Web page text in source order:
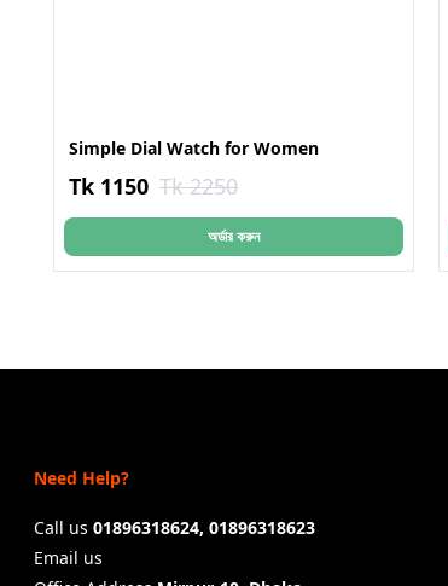
Simple Dial Watch for Women
Tk 1150 Tk 2250
অর্ডার করুন
Need Help?
Call us 01896318624, 01896318623
Email us